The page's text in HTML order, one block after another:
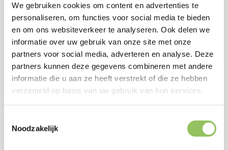
We gebruiken cookies om content en advertenties te
personaliseren, om functies voor social media te bieden
en om ons websiteverkeer te analyseren. Ook delen we
informatie over uw gebruik van onze site met onze
partners voor social media, adverteren en analyse. Deze
partners kunnen deze gegevens combineren met andere
informatie die u aan ze heeft verstrekt of die ze hebben
verzameld op basis van uw gebruik van hun services.
Noodzakelijk